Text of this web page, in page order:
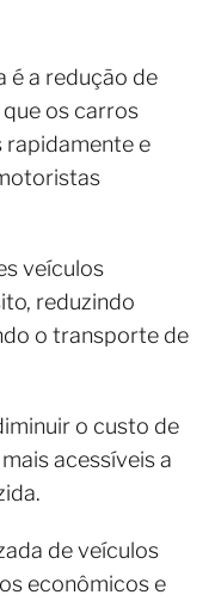
é a redução de
os carros
rapidamente e
veículos
reduzindo
o transporte de
o custo de
acessíveis a
de veículos
econômicos e